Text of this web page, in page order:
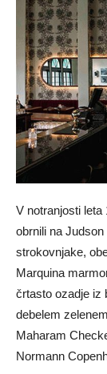
V notranjosti
obrnili na
strokovnjake,
Marquina
črtasto ozadje iz
debelem
Maharam
Normann